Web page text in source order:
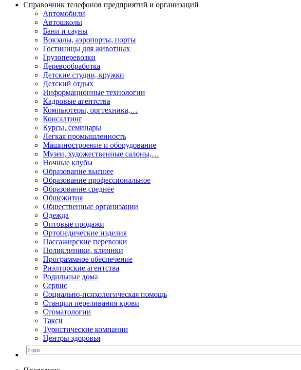
Справочник телефонов предприятий и организаций
Автомобили
Автошколы
Бани и сауны
Вокзалы, аэропорты, порты
Гостиницы для животных
Грузоперевозки
Деревообработка
Детские студии, кружки
Детский отдых
Информационные технологии
Кадровые агентства
Компьютеры, оргтехника,…
Консалтинг
Курсы, семинары
Легкая промышленность
Машиностроение и оборудование
Музеи, художественные салоны,…
Ночные клубы
Образование высшее
Образование профессиональное
Образование среднее
Общежития
Общественные организации
Одежда
Оптовые продажи
Ортопедические изделия
Пассажирские перевозки
Поликлиники, клиники
Программное обеспечение
Риэлторские агентства
Родильные дома
Сервис
Социально-психологическая помощь
Станции переливания крови
Стоматологии
Такси
Туристические компании
Центры здоровья